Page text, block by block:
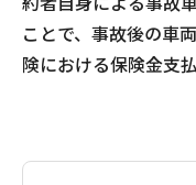
ことで、事故後の車
険における保険金支